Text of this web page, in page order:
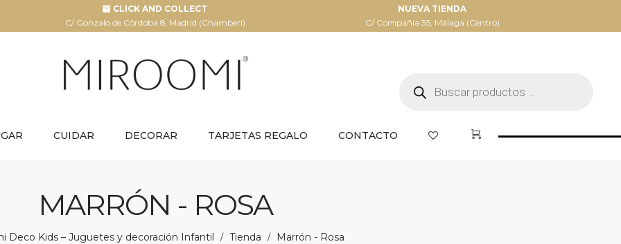
CLICK AND COLLECT
C/ Gonzalo de Córdoba 8, Madrid (Chamberí)
NUEVA TIENDA
C/ Compañia 35, Málaga (Centro)
productos
CUIDAR DECORAR TARJETAS REGALO CONTACTO
MARRÓN - ROSA
Deco Kids – Juguetes y decoración Infantil / Tienda / Marrón - Rosa